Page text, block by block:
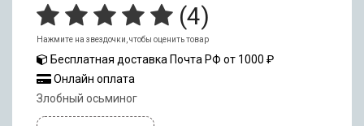
(4)
Нажмите на звездочки, чтобы оценить товар
Бесплатная доставка Почта РФ от 1000 ₽
Онлайн оплата
Злобный осьминог